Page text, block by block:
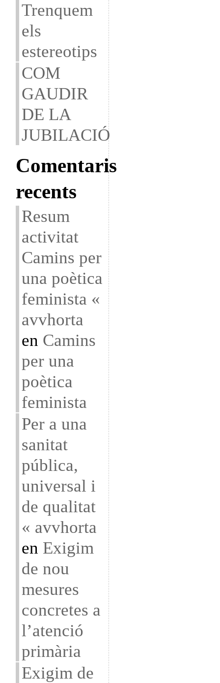
Trenquem
els
estereotips
COM
GAUDIR
DE LA
JUBILACIÓ
Comentaris
recents
Resum
activitat
Camins per
una poètica
feminista «
avvhorta
en Camins
per una
poètica
feminista
Per a una
sanitat
pública,
universal i
de qualitat
« avvhorta
en Exigim
de nou
mesures
concretes a
l’atenció
primària
Exigim de